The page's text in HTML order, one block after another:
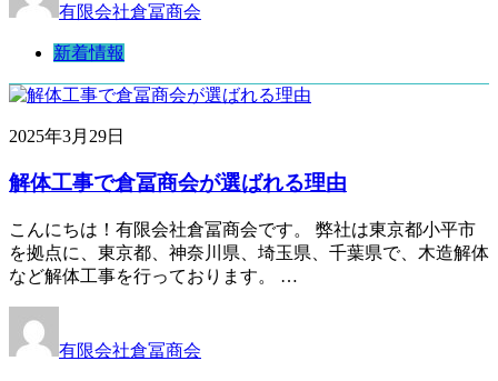
有限会社倉冨商会
新着情報
2025年3月29日
解体工事で倉冨商会が選ばれる理由
こんにちは！有限会社倉冨商会です。 弊社は東京都小平市
を拠点に、東京都、神奈川県、埼玉県、千葉県で、木造解体
など解体工事を行っております。 …
有限会社倉冨商会